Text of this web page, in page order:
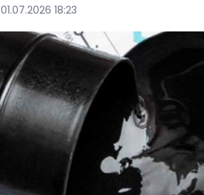
01.07.2026 18:23